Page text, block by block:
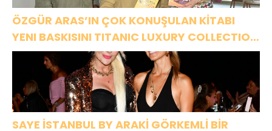
ÖZGÜR ARAS’IN ÇOK KONUŞULAN KİTABI
YENI BASKISINI TITANIC LUXURY COLLECTION
BODRUM’DA KUTLADI
SAYE İSTANBUL BY ARAKİ GÖRKEMLİ BİR